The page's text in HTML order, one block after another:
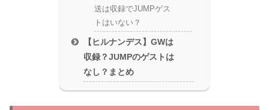
送は収録でJUMPゲス
トはいない？
【ヒルナンデス】GWは
収録？JUMPのゲストは
なし？まとめ